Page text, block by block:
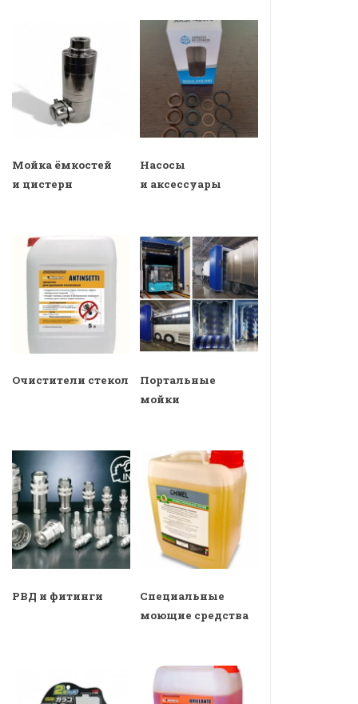
Мойка ёмкостей
и цистерн
Насосы
и аксессуары
Очистители стекол
Портальные
мойки
РВД и фитинги
Специальные
моющие средства